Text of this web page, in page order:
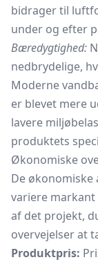
bidrager til
under og efter
Bæredygtighed:
nedbrydelige,
Moderne
er blevet mere
lavere
produktets
Økonomiske
De økonomiske
variere
af det projekt,
overvejelser at
Produktpris: